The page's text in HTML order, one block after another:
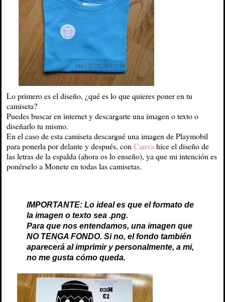
Lo primero es el diseño, ¿qué es lo que quieres poner en tu
camiseta?
Puedes buscar en internet y descargarte una imagen o texto o
diseñarlo tu mismo.
En el caso de esta camiseta descargué una imagen de Playmobil
para ponerla por delante y después, conCanvahice el diseño de
las letras de la espalda (ahora os lo enseño), ya que mi intención es
ponérselo a Monete en todas las camisetas.
IMPORTANTE: Lo ideal es que el formato de
la imagen o texto sea .png.
Para que nos entendamos, una imagen que
NO TENGA FONDO. Si no, el fondo también
aparecerá al imprimir y personalmente, a mi,
no me gusta cómo queda.